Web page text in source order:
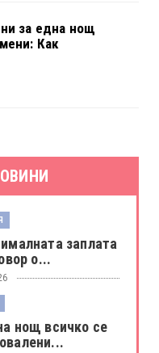
за една нощ
Как
заплата
о...
нощ всичко се